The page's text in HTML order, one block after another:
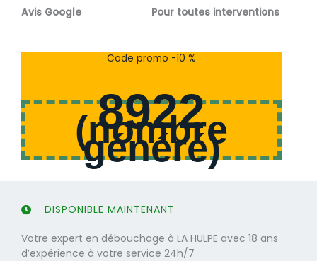
s
Avis Google
s
Pour toutes interventions
Code promo -10 %
8922
(nombre
généré)
DISPONIBLE MAINTENANT
Votre expert en débouchage à LA HULPE avec 18 ans
d’expérience à votre service 24h/7